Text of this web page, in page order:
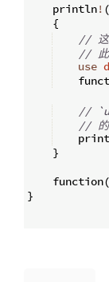
    println
! (
{
// 这
// 此
use
//
// 的
}
    function
(
}